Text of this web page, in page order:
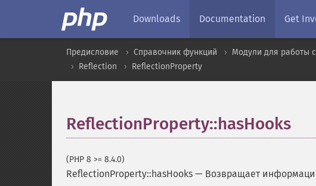
Downloads Documentation Get
Предисловие Справочник функций
Модули для работы
Reflection
ReflectionProperty
ReflectionProperty::hasHooks
(PHP 8 >= 8.4.0)
ReflectionProperty::hasHooks — Возвращает